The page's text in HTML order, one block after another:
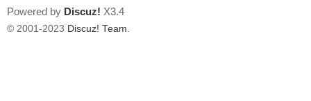
茶
Powered by Discuz! X3.4
© 2001-2023 Discuz! Team.